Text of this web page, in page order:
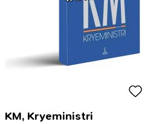
KM, Kryeministri